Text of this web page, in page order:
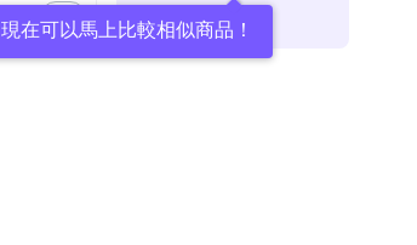
現在可以馬上比較相似商品！